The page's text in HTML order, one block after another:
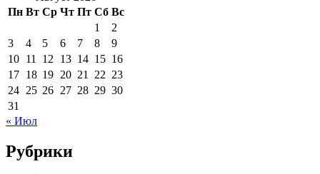
Пн Вт Ср Чт Пт Сб Вс
1
2
3
4 5 6 7 8
9
10 11 12 13 14 15 16
17 18 19 20 21 22 23
24 25 26 27 28 29 30
31
« Июл
Рубрики